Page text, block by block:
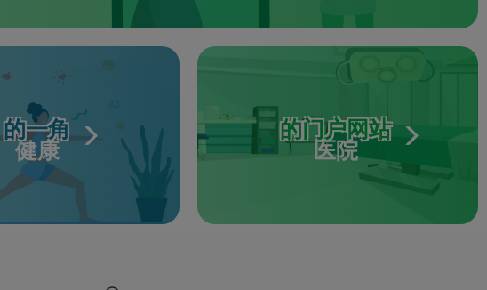
的一角
健康
的门户网站
医院